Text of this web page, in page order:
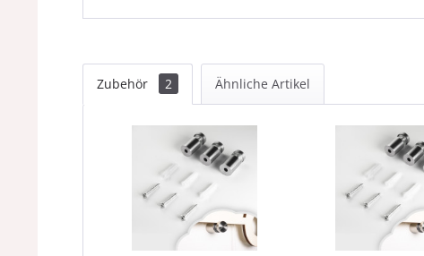
Zubehör 2 Ähnliche Artikel